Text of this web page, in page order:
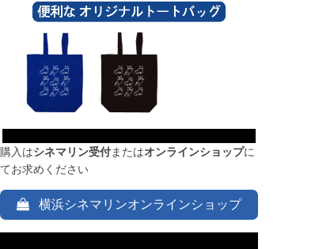
購入はシネマリン受付またはオンラインショップに
てお求めください
横浜シネマリンオンラインショップ